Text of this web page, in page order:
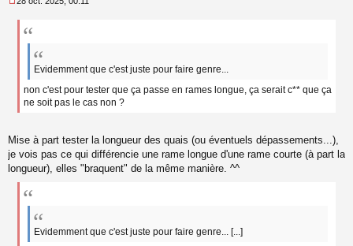
e
n
u
Evidemment que c'est juste pour faire genre...
non c'est pour tester que ça passe en rames longue, ça serait c** que ça
ne soit pas le cas non ?
Mise à part tester la longueur des quais (ou éventuels dépassements...),
je vois pas ce qui différencie une rame longue d'une rame courte (à part la
longueur), elles "braquent" de la même manière. ^^
Evidemment que c'est juste pour faire genre... [...]